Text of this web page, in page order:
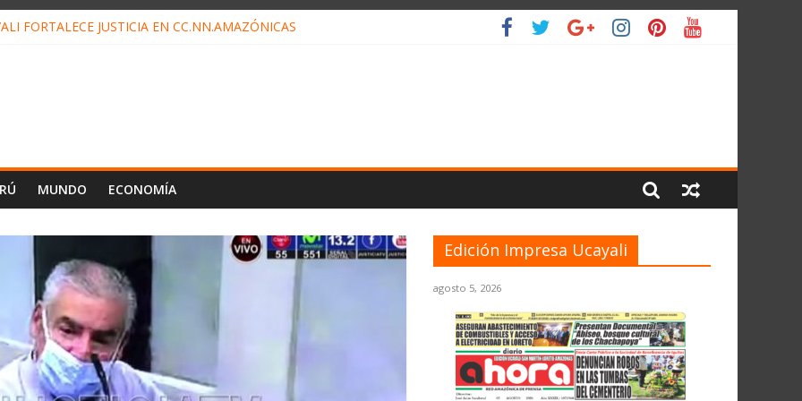
FORTALECE JUSTICIA EN CC.NN.AMAZÓNICAS
MUNDO ECONOMÍA
Edición Impresa Ucayali
agosto 5, 2026